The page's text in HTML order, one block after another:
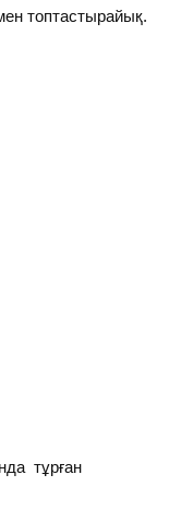
топтастырайық.
тұрған